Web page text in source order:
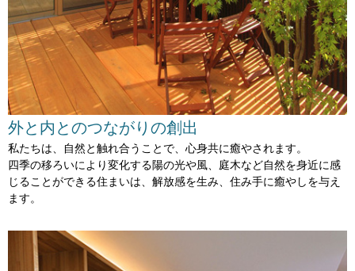
外と内とのつながりの創出
私たちは、自然と触れ合うことで、 心身共に癒やされます。
四季の移ろいにより変化する陽の光や風、 庭木など自然を身近に感
じることができる住まいは、 解放感を生み、住み手に癒やしを与え
ます。